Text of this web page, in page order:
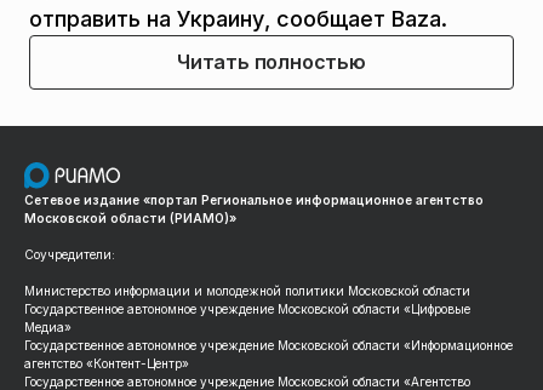
отправить на Украину, сообщает Baza.
Читать полностью
Сетевое издание «портал Региональное информационное агентство
Московской области (РИАМО)»
Соучредители:
Министерство информации и молодежной политики Московской области
Государственное автономное учреждение Московской области «Цифровые
Медиа»
Государственное автономное учреждение Московской области «Информационное
агентство «Контент-Центр»
Государственное автономное учреждение Московской области «Агентство